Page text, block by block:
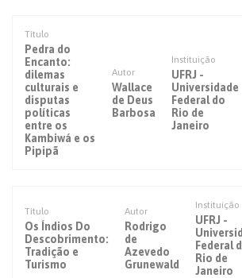
Título
Pedra do
Encanto:
dilemas
culturais e
disputas
políticas
entre os
Kambiwá e os
Pipipã
Autor
Wallace
de Deus
Barbosa
Instituição
UFRJ -
Universidade
Federal do
Rio de
Janeiro
Título
Os Índios Do
Descobrimento:
Tradição e
Turismo
Autor
Rodrigo
de
Azevedo
Grunewald
Instituição
UFRJ -
Federal
Rio de
Janeiro